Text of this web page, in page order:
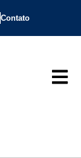
Contato